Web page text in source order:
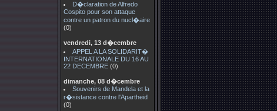
D�claration de Alfredo
Cospito pour son attaque
contre un patron du nucl�aire
(0)
vendredi, 13 d�cembre
APPEL A LA SOLIDARIT�
INTERNATIONALE DU 16 AU
22 DECEMBRE (0)
dimanche, 08 d�cembre
Souvenirs de Mandela et la
r�sistance contre l'Apartheid
(0)